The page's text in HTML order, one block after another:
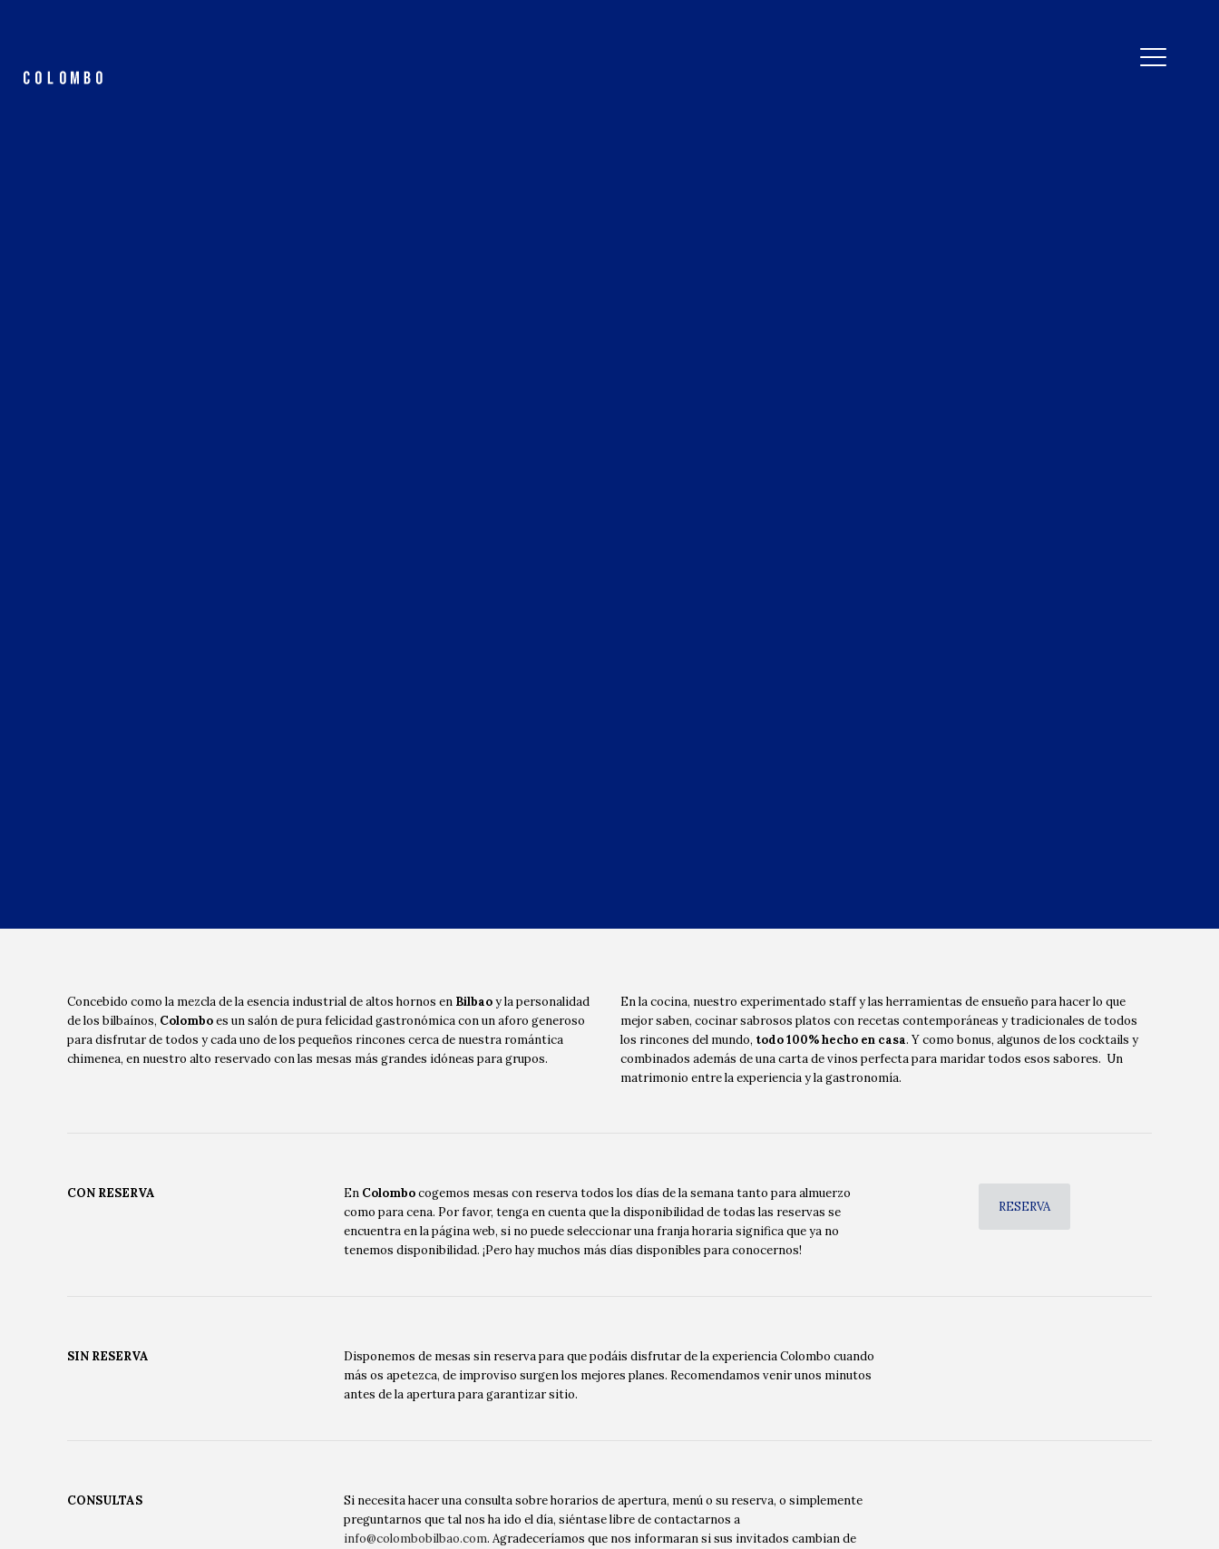
Concebido como la mezcla de la esencia industrial de altos hornos en Bilbaoy la personalidad
de los bilbaínos, Colomboes un salón de pura felicidad gastronómica con un aforo generoso
para disfrutar de todos y cada uno de los pequeños rincones cerca de nuestra romántica
chimenea, en nuestro alto reservado con las mesas más grandes idóneas para grupos.
En la cocina, nuestro experimentado staff y las herramientas de ensueño para hacer lo que
mejor saben, cocinar sabrosos platos con recetas contemporáneas y tradicionales de todos
los rincones del mundo, todo 100% hecho en casa. Y como bonus, algunos de los cocktails y
combinados además de una carta de vinos perfecta para maridar todos esos sabores. Un
matrimonio entre la experiencia y la gastronomía.
CON RESERVA En Colombocogemos mesas con reserva todos los días de la semana tanto para almuerzo
como para cena. Por favor, tenga en cuenta que la disponibilidad de todas las reservas se
encuentra en la página web, si no puede seleccionar una franja horaria significa que ya no
tenemos disponibilidad. ¡Pero hay muchos más días disponibles para conocernos!
RESERVA
SIN RESERVA
Disponemos de mesas sin reserva para que podáis disfrutar de la experiencia Colombo cuando
más os apetezca, de improviso surgen los mejores planes. Recomendamos venir unos minutos
antes de la apertura para garantizar sitio.
CONSULTAS
Si necesita hacer una consulta sobre horarios de apertura, menú o su reserva, o simplemente
preguntarnos que tal nos ha ido el día, siéntase libre de contactarnos a
info@colombobilbao.com. Agradeceríamos que nos informaran si sus invitados cambian de